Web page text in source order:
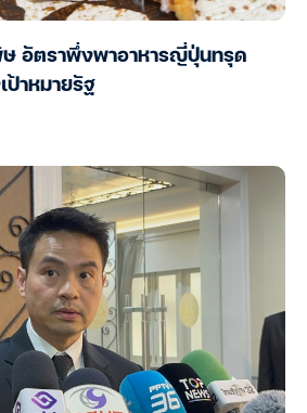
อัตราพึ่งพาอาหารญี่ปุ่นทรุด
ป้าหมายรัฐ